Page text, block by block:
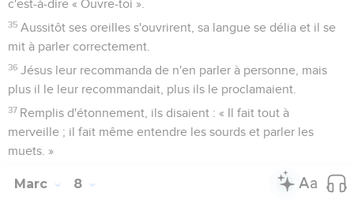
c'est-à-dire « Ouvre-toi ».
35 Aussitôt ses oreilles s'ouvrirent, sa langue se délia et il se
mit à parler correctement.
36 Jésus leur recommanda de n'en parler à personne, mais
plus il le leur recommandait, plus ils le proclamaient.
37 Remplis d'étonnement, ils disaient : « Il fait tout à
merveille ; il fait même entendre les sourds et parler les
muets. »
Marc 8